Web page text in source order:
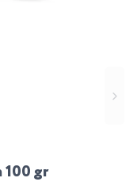
100 gr